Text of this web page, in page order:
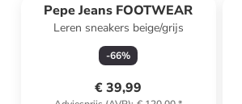
Pepe Jeans FOOTWEAR
Leren sneakers beige/grijs
-66%
€ 39,99